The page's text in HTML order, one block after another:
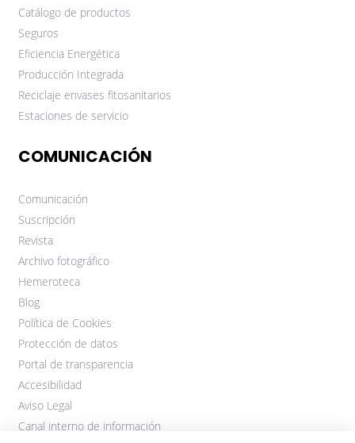
Catálogo de productos
Seguros
Eficiencia Energética
Producción Integrada
Reciclaje envases fitosanitarios
Estaciones de servicio
COMUNICACIÓN
Comunicación
Suscripción
Revista
Archivo fotográfico
Hemeroteca
Blog
Política de Cookies
Protección de datos
Portal de transparencia
Accesibilidad
Aviso Legal
Canal interno de información